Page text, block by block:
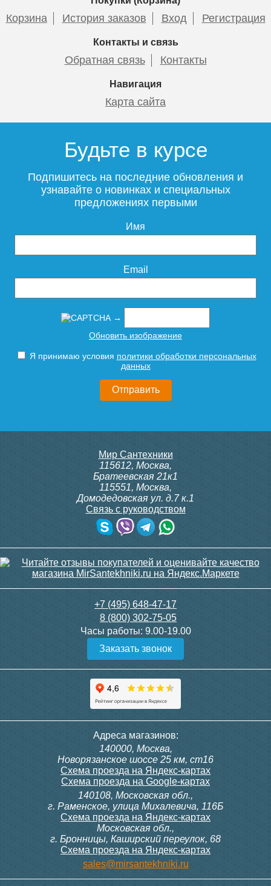
Корзина История заказов Вход Регистрация
Контакты и связь
Обратная связь Контакты
Навигация
Карта сайта
Будьте в курсе
Подпишитесь на последние обновления и
узнавайте о новинках и специальных
предложениях первыми
Имя
Email
→
Обновить изображение
Я принимаю условия политики обработки персональных
данных
Мир Сантехники
115612, Москва,
Братеевская 21к1
115551, Москва,
Домодедовская ул. д.7 к.1
Связь с руководством
+7 (495) 648-47-17
8 (800) 302-75-05
Часы работы: 9.00-19.00
Заказать звонок
Адреса магазинов:
140000, Москва,
Новорязанское шоссе 25 км, ст16
Схема проезда на Яндекс-картах
Схема проезда на Google-картах
140108, Московская обл.,
г. Раменское, улица Михалевича, 116Б
Схема проезда на Яндекс-картах
Московская обл.,
г. Бронницы, Каширский переулок, 68
Схема проезда на Яндекс-картах
sales@mirsantekhniki.ru